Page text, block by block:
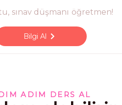
sınav düşmanı öğretmen!
Bilgi Al
ADIM DERS AL